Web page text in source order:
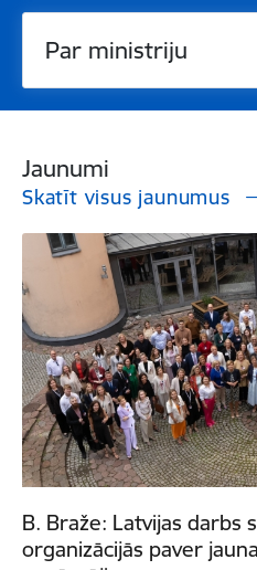
Par ministriju
Jaunumi
Skatīt visus jaunumus
B. Braže: Latvijas darbs
organizācijās paver